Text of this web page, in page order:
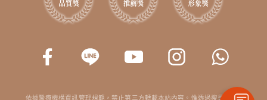
依據醫療機構資訊管理規範，禁止第三方轉載本站內容。惟透過搜尋